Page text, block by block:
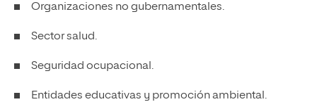
Organizaciones no gubernamentales.
Sector salud.
Seguridad ocupacional.
Entidades educativas y promoción ambiental.